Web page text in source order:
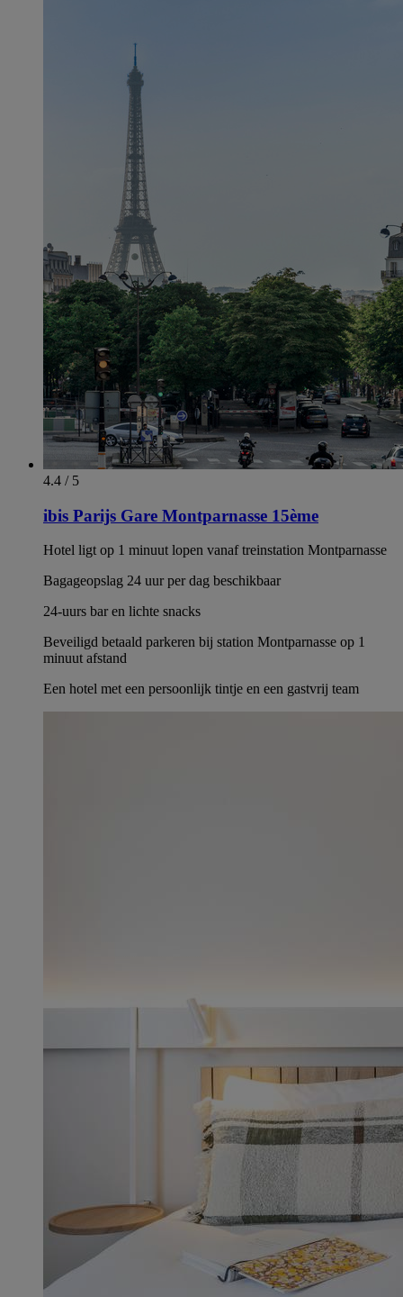
4.4 / 5
ibis Parijs Gare Montparnasse 15ème
Hotel ligt op 1 minuut lopen vanaf treinstation Montparnasse
Bagageopslag 24 uur per dag beschikbaar
24-uurs bar en lichte snacks
Beveiligd betaald parkeren bij station Montparnasse op 1
minuut afstand
Een hotel met een persoonlijk tintje en een gastvrij team